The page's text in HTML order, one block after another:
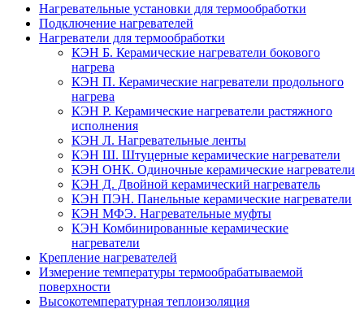
Нагревательные установки для термообработки
Подключение нагревателей
Нагреватели для термообработки
КЭН Б. Керамические нагреватели бокового
нагрева
КЭН П. Керамические нагреватели продольного
нагрева
КЭН Р. Керамические нагреватели растяжного
исполнения
КЭН Л. Нагревательные ленты
КЭН Ш. Штуцерные керамические нагреватели
КЭН ОНК. Одиночные керамические нагреватели
КЭН Д. Двойной керамический нагреватель
КЭН ПЭН. Панельные керамические нагреватели
КЭН МФЭ. Нагревательные муфты
КЭН Комбинированные керамические
нагреватели
Крепление нагревателей
Измерение температуры термообрабатываемой
поверхности
Высокотемпературная теплоизоляция